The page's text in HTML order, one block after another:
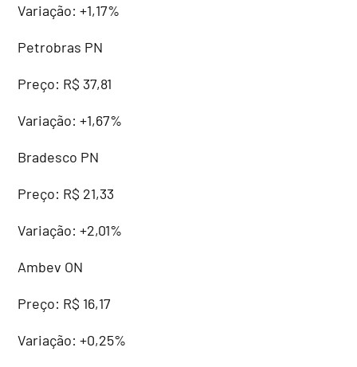
Variação: +1,17%
Petrobras PN
Preço: R$ 37,81
Variação: +1,67%
Bradesco PN
Preço: R$ 21,33
Variação: +2,01%
Ambev ON
Preço: R$ 16,17
Variação: +0,25%